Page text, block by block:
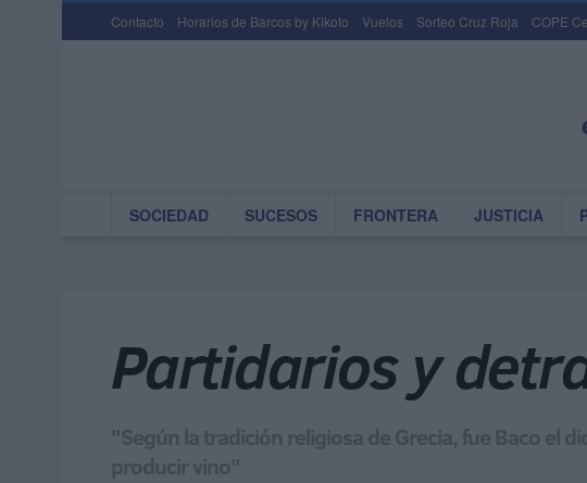
Contacto Horarios de Barcos by Kikoto Vuelos Sorteo Cruz Roja COPE
SOCIEDAD SUCESOS FRONTERA JUSTICIA
Partidarios y
"Según la tradición religiosa de Grecia, fue Baco el
producir vino"